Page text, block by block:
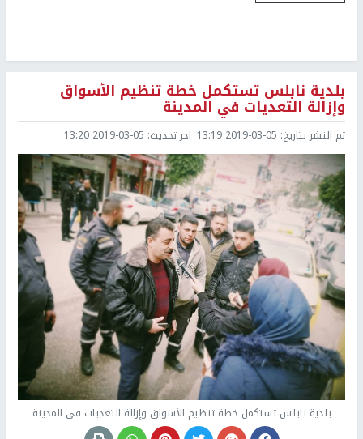
بلدية نابلس تستكمل خطة تنظيم الأسواق
وإزالة التعديات في المدينة
تم النشر بتاريخ: 2019-03-05 13:19 اخر تحديث: 2019-03-05 13:20
بلدية نابلس تستكمل خطة تنظيم الأسواق وإزالة التعديات في المدينة